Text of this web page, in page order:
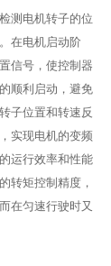
测电机转子的位
在电机启动阶
信号，使控制器
顺利启动，避免
子位置和转速反
实现电机的变频
运行效率和性能
转矩控制精度，
在匀速行驶时又